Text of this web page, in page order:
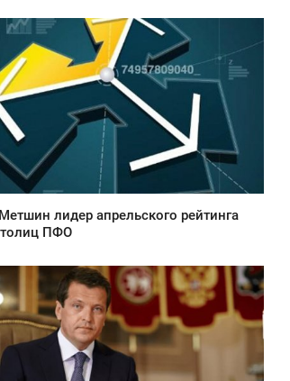
лидер апрельского рейтинга
ПФО